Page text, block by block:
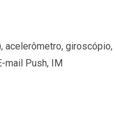
acelerômetro,
mail Push, IM